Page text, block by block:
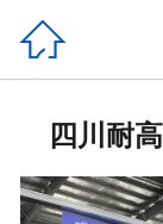

四川耐